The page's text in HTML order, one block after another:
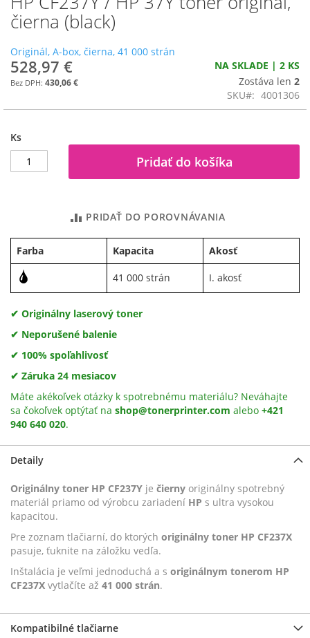
čierna (black)
Originál, A-box, čierna, 41 000 strán
528,97 €
430,06 €
NA SKLADE | 2 KS
Zostáva len 2
SKU
4001306
Ks
Pridať do košíka
PRIDAŤ DO POROVNÁVANIA
Farba Kapacita Akosť
41 000 strán I. akosť
✔ Originálny laserový toner
✔ Neporušené balenie
✔ 100% spoľahlivosť
✔ Záruka 24 mesiacov
Máte akékoľvek otázky k spotrebnému materiálu? Neváhajte
sa čokoľvek optýtať na shop@tonerprinter.com alebo +421
940 640 020.
na
začiatok
obrázkov
Detaily
Originálny toner HP CF237Y je čierny originálny spotrebný
materiál priamo od výrobcu zariadení HP s ultra vysokou
kapacitou.
Pre zoznam tlačiarní, do ktorých originálny toner HP CF237X
pasuje, ťuknite na záložku vedľa.
Inštalácia je veľmi jednoduchá a s originálnym tonerom HP
CF237X vytlačíte až 41 000 strán.
Kompatibilné tlačiarne